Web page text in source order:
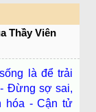
Thầy Viên
là để trải
- Đừng sợ sai,
hóa - Cận tử